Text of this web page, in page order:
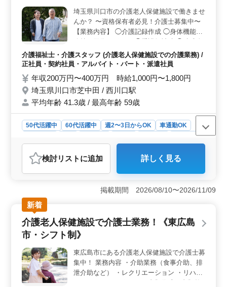
心して働くことができます。 ＜お問い合わせ＞ 介
護職員としての新たな挑戦をお考えの方、まずはお気軽
にお問い合わせください。経験を活かし、やりがいのあ
る仕事に取り組みませんか。皆様のご応募を心よりお待
ちしています。
埼玉県川口市の介護老人保健施設で働きませ
んか？ 〜資格保有者必見！介護士募集中〜
【業務内容】 ◯介護記録作成 ◯身体機能の
業務 ◯介助業務（食事介助、排泄介助な
ど）など 【備考】 ◯社会保険完備 ◯シフ
ご応募お待ちしております！ まずはお気軽
にお問い合わせください♪
介護福祉士・介護スタッフ (介護老人保健施設での介護業務) /
正社員・契約社員・アルバイト・パート・派遣社員
年収200万円〜400万円 時給1,000円〜1,800円
埼玉県川口市芝中田 / 西川口駅
平均年齢 41.3歳 / 最高年齢 59歳
50代活躍中 60代活躍中 週2〜3日からOK
車通勤OK
派遣社員
介護福祉士・介護スタッフ
おすすめポイント
＜シニア活躍の介護老人保健施設＞ 埼玉県川口市に位
置する介護老人保健施設でシニア介護士が活躍できる職
場です。長年の経験や知識を活かし、利用者の健康管理
や生活支援に貢献できます。シフト制で週3日以上の相談
が可能なので自分のペースで働けます。 ＜充実の業
務内容＞ 介護記録の作成や身体機能のサポート、看護
師補助など幅広い業務があります。介護経験を積みなが
金業務も行うことで施設の運営にも貢献できます。
＜安心の福利厚生＞ 社会保険完備で雇用・労災・健
康・厚生の福利厚生が整っています。実費支給の通勤手
当や週休2日制、年末年始や有給休暇など働きやすい環境
検討リスト に追加 詳しく見る
掲載期間 2026/08/10〜2026/11/09
新着
介護老人保健施設で介護士業務！《東広島
市・シフト制》
東広島市にある介護老人保健施設で介護士募
集中！ 業務内容 ・介助業務（食事介助、排
泄介助など） ・レクリエーション ・リハビ